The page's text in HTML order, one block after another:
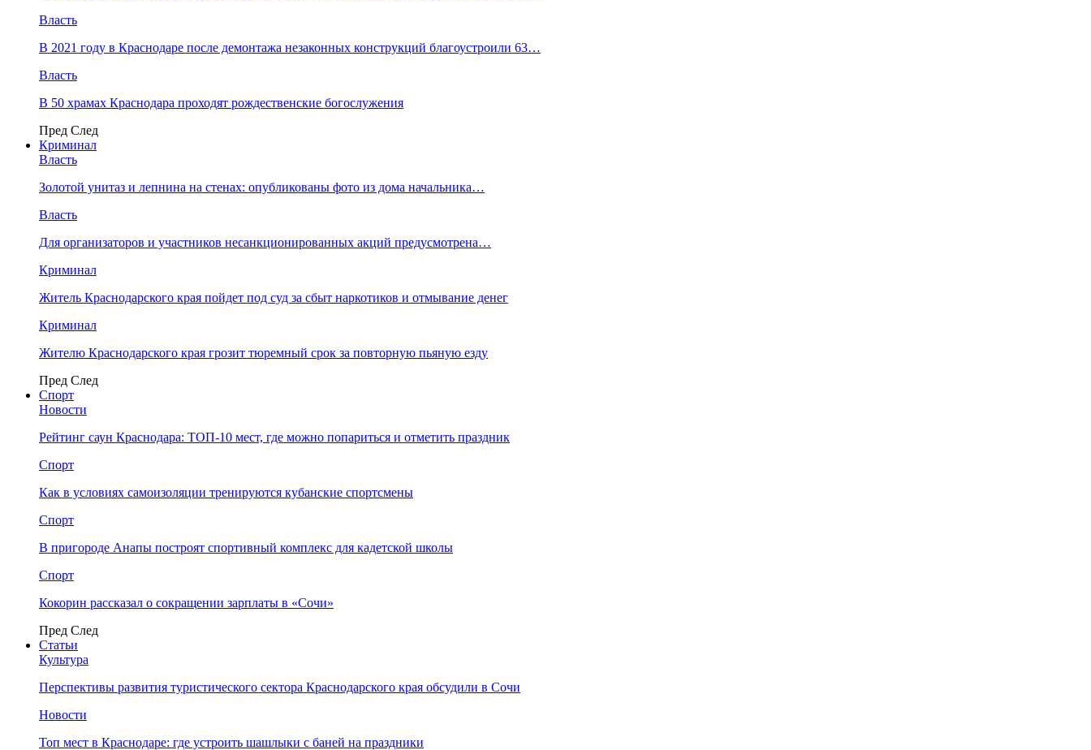
Власть
В 2021 году в Краснодаре после демонтажа незаконных конструкций благоустроили 63…
Власть
В 50 храмах Краснодара проходят рождественские богослужения
Пред След
Криминал
Власть
​Золотой унитаз и лепнина на стенах: опубликованы фото из дома начальника…
Власть
Для организаторов и участников несанкционированных акций предусмотрена…
Криминал
Житель Краснодарского края пойдет под суд за сбыт наркотиков и отмывание денег
Криминал
Жителю Краснодарского края грозит тюремный срок за повторную пьяную езду
Пред След
Спорт
Новости
Рейтинг саун Краснодара: ТОП-10 мест, где можно попариться и отметить праздник
Спорт
Как в условиях самоизоляции тренируются кубанские спортсмены
Спорт
В пригороде Анапы построят спортивный комплекс для кадетской школы
Спорт
Кокорин рассказал о сокращении зарплаты в «Сочи»
Пред След
Статьи
Культура
Перспективы развития туристического сектора Краснодарского края обсудили в Сочи
Новости
Топ мест в Краснодаре: где устроить шашлыки с баней на праздники